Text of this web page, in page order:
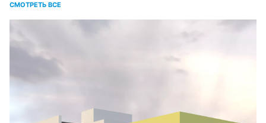
СМОТРЕТЬ ВСЕ